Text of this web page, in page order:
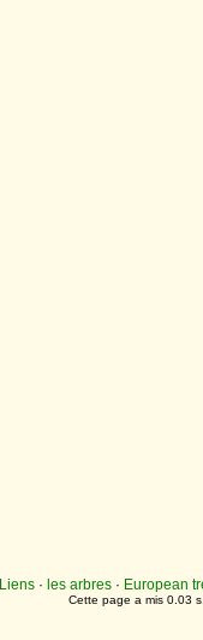
Liens· les arbres· European
Cette page a mis 0.03